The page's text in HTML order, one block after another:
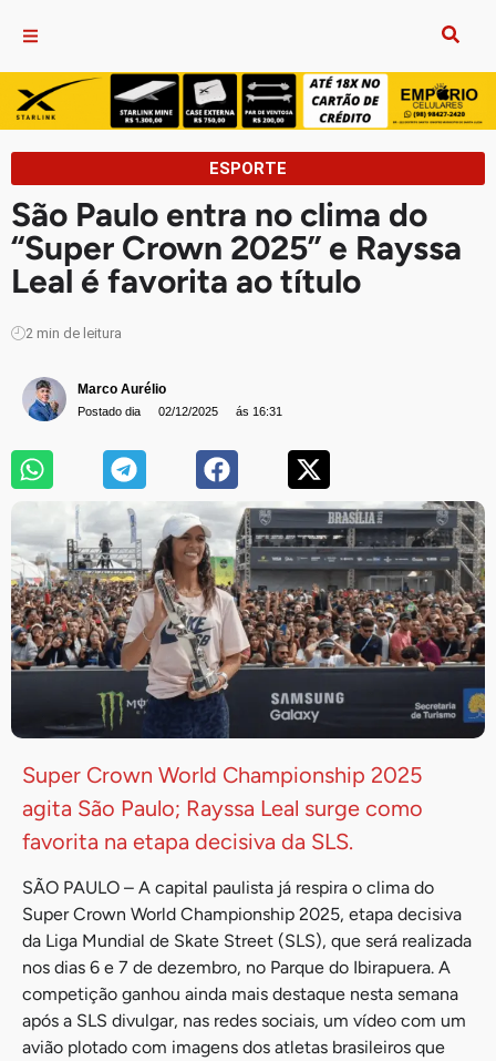
ESPORTE
São Paulo entra no clima do
“Super Crown 2025” e Rayssa
Leal é favorita ao título
2 min de leitura
Marco Aurélio
Postado dia 02/12/2025 ás 16:31
Super Crown World Championship 2025
agita São Paulo; Rayssa Leal surge como
favorita na etapa decisiva da SLS.
SÃO PAULO – A capital paulista já respira o clima do
Super Crown World Championship 2025, etapa decisiva
da Liga Mundial de Skate Street (SLS), que será realizada
nos dias 6 e 7 de dezembro, no Parque do Ibirapuera. A
competição ganhou ainda mais destaque nesta semana
após a SLS divulgar, nas redes sociais, um vídeo com um
avião plotado com imagens dos atletas brasileiros que